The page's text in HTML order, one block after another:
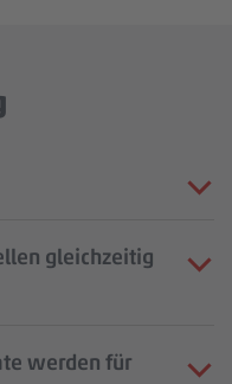
gleichzeitig
werden für